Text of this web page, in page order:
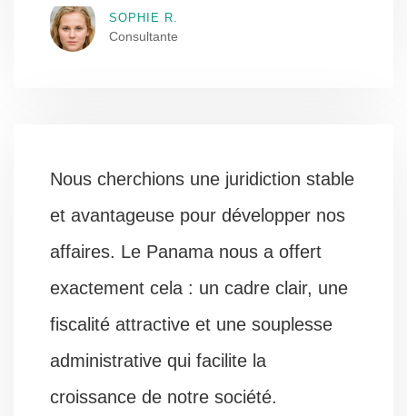
SOPHIE R.
Consultante
Nous cherchions une juridiction stable
et avantageuse pour développer nos
affaires. Le Panama nous a offert
exactement cela : un cadre clair, une
fiscalité attractive et une souplesse
administrative qui facilite la
croissance de notre société.